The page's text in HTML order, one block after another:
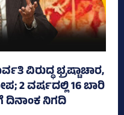
ವಿರುದ್ಧ ಭ್ರಷ್ಟಾಚಾರ,
2 ವರ್ಷದಲ್ಲಿ 16 ಬಾರಿ
ದಿನಾಂಕ ನಿಗದಿ